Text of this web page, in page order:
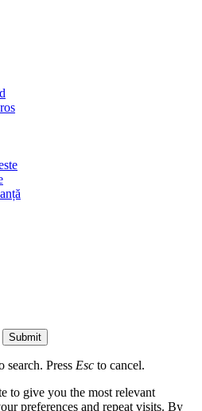
Submit
search. Press Esc to cancel.
to give you the most relevant
preferences and repeat visits. By